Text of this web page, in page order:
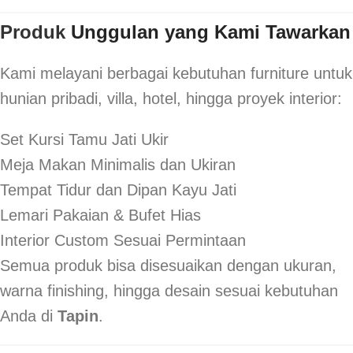
Produk Unggulan yang Kami Tawarkan
Kami melayani berbagai kebutuhan furniture untuk
hunian pribadi, villa, hotel, hingga proyek interior:
Set Kursi Tamu Jati Ukir
Meja Makan Minimalis dan Ukiran
Tempat Tidur dan Dipan Kayu Jati
Lemari Pakaian & Bufet Hias
Interior Custom Sesuai Permintaan
Semua produk bisa disesuaikan dengan ukuran,
warna finishing, hingga desain sesuai kebutuhan
Anda di Tapin.